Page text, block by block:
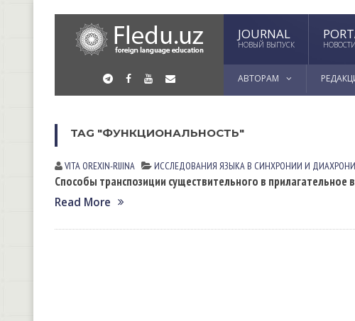
JOURNAL
НОВЫЙ ВЫПУСК НОВОСТИ
АВТОРАМ
TAG "ФУНКЦИОНАЛЬНОСТЬ"
VITA OREXIN-RIJINА ИССЛЕДОВАНИЯ ЯЗЫКА В СИНХРОНИИ И
Способы транспозиции существительного в прилагательное
Read More